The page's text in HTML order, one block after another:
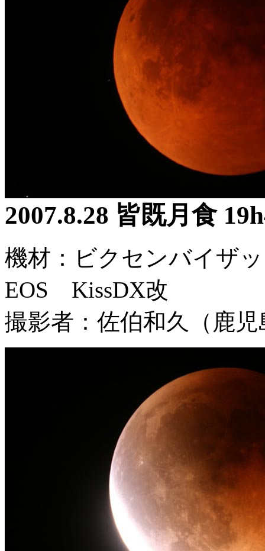
2007.8.28 皆既月食
機材：ビクセンバイザ
EOS KissDX改
撮影者：佐伯和久（鹿